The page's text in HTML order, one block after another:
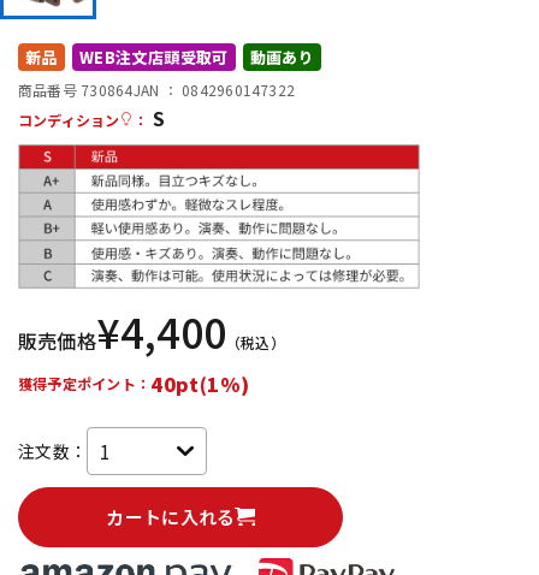
配信/ライブ機器
中古
新品 WEB注文店頭受取可 動画あり
商品番号 730864JAN ： 0842960147322
コンディション
： S
販売価格¥4,400 （税込）
獲得予定ポイント： 40pt(1%)
注文数：
カートに入れる